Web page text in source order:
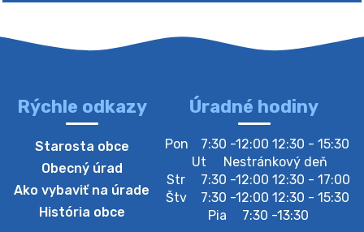
4. augusta 2026 10:05
Zberný dvor-Gyűjtőudvar
Oznamujeme obyvateľom, že v stredu 05. augusta
bude zberný dvor zatvorený. Értesítjük a lakosokat,
hogy szerdán augusztus 05-én a gyűjtőudvar zárva
lesz https://ciernybrod.sk?p=214…
Rýchle odkazy
Starosta obce
Obecný úrad
Ako vybaviť na úrade
História obce
Úradné hodiny
Pon
7:30 -12:00 12:30 - 15:30
Ut
Nestránkový deň
Str
7:30 -12:00 12:30 - 17:00
Štv
7:30 -12:00 12:30 - 15:30
Pia
7:30 -13:30